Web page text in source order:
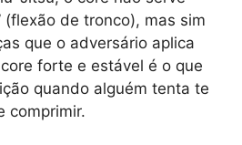
(flexão de tronco), mas sim
que o adversário aplica
forte e estável é o que
quando alguém tenta te
comprimir.